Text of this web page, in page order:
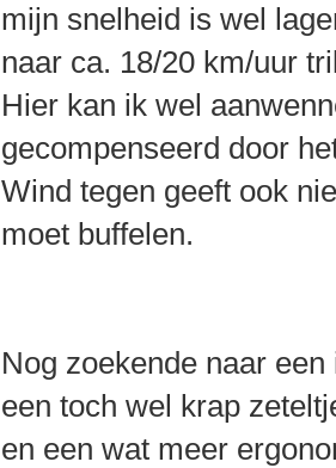
mijn snelheid is wel
naar ca. 18/20 km/uur
Hier kan ik wel
gecompenseerd door
Wind tegen geeft ook
moet buffelen.
Nog zoekende naar
een toch wel krap
en een wat meer